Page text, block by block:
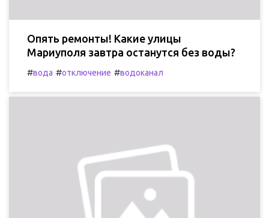
Опять ремонты! Какие улицы
Мариуполя завтра останутся без воды?
#вода #отключение #водоканал